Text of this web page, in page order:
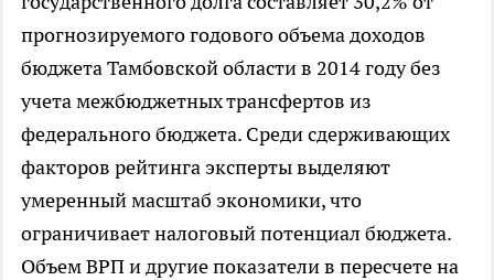
прогнозируемого годового объема доходов
бюджета Тамбовской области в 2014 году без
учета межбюджетных трансфертов из
федерального бюджета. Среди сдерживающих
факторов рейтинга эксперты выделяют
умеренный масштаб экономики, что
ограничивает налоговый потенциал бюджета.
Объем ВРП и другие показатели в пересчете на